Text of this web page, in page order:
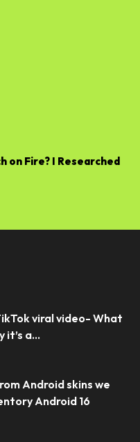
on Fire? I Researched
viral video- What
it’s a...
Android skins we
Android 16